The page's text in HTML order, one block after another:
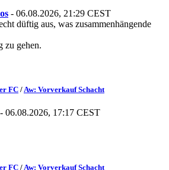
- 06.08.2026, 21:29 CEST
düftig aus, was zusammenhängende
zu gehen.
FC / Aw: Vorverkauf Schacht
- 06.08.2026, 17:17 CEST
FC /Aw: Vorverkauf Schacht